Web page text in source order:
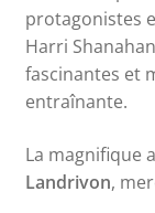
protagonistes
Harri
fascinantes et
entraînante.
La magnifique
Landrivon,